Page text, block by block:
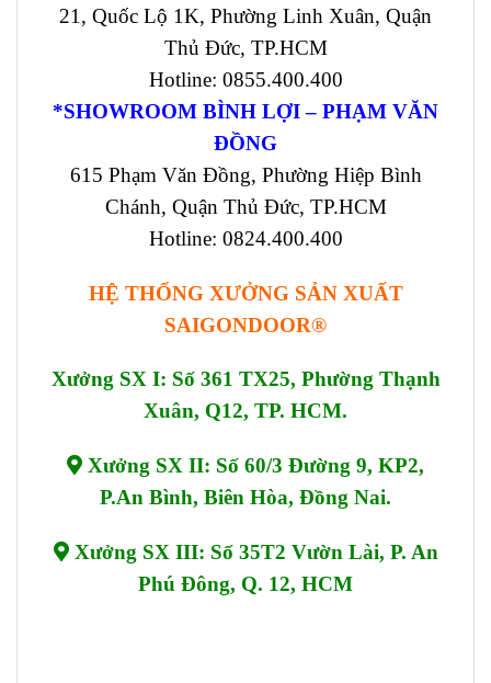
21, Quốc Lộ 1K, Phường Linh Xuân, Quận
Thủ Đức, TP.HCM
Hotline: 0855.400.400
*SHOWROOM BÌNH LỢI – PHẠM VĂN
ĐỒNG
615 Phạm Văn Đồng, Phường Hiệp Bình
Chánh, Quận Thủ Đức, TP.HCM
Hotline: 0824.400.400
HỆ THỐNG XƯỞNG SẢN XUẤT
SAIGONDOOR®
Xưởng SX I: Số 361 TX25, Phường Thạnh
Xuân, Q12, TP. HCM.
Xưởng SX II: Số 60/3 Đường 9, KP2,
P.An Bình, Biên Hòa, Đồng Nai.
Xưởng SX III: Số 35T2 Vườn Lài, P. An
Phú Đông, Q. 12, HCM